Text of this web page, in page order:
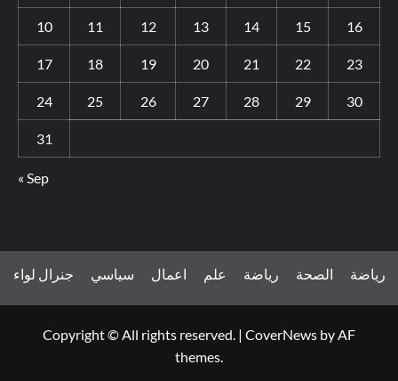
10 11 12 13 14 15 16
17 18 19 20 21 22 23
24 25 26 27 28 29 30
31
« Sep
جنرال لواء سياسي اعمال علم رياضة الصحة رياضة
Copyright © All rights reserved. | CoverNews by AF
themes.